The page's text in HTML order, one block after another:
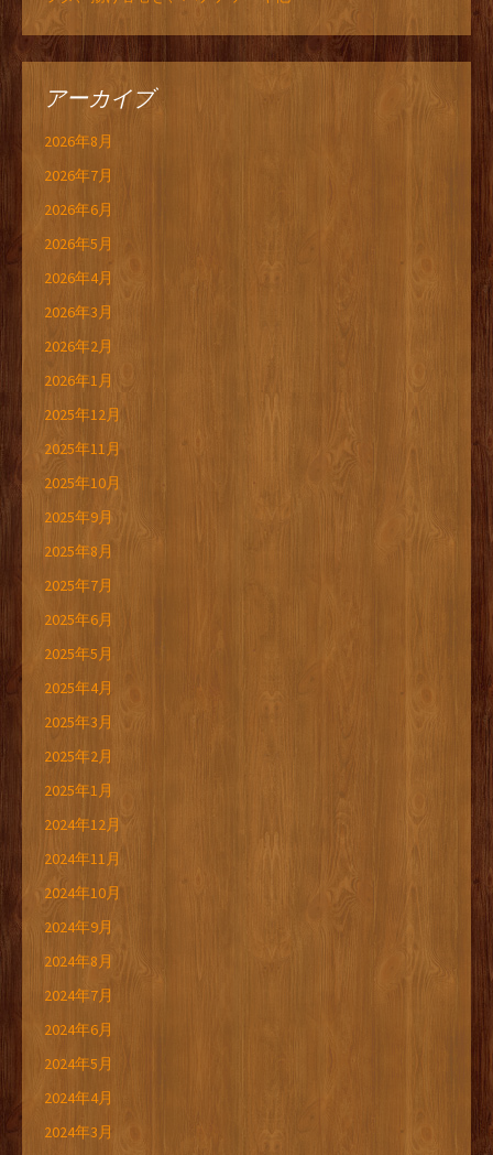
アーカイブ
2026年8月
2026年7月
2026年6月
2026年5月
2026年4月
2026年3月
2026年2月
2026年1月
2025年12月
2025年11月
2025年10月
2025年9月
2025年8月
2025年7月
2025年6月
2025年5月
2025年4月
2025年3月
2025年2月
2025年1月
2024年12月
2024年11月
2024年10月
2024年9月
2024年8月
2024年7月
2024年6月
2024年5月
2024年4月
2024年3月